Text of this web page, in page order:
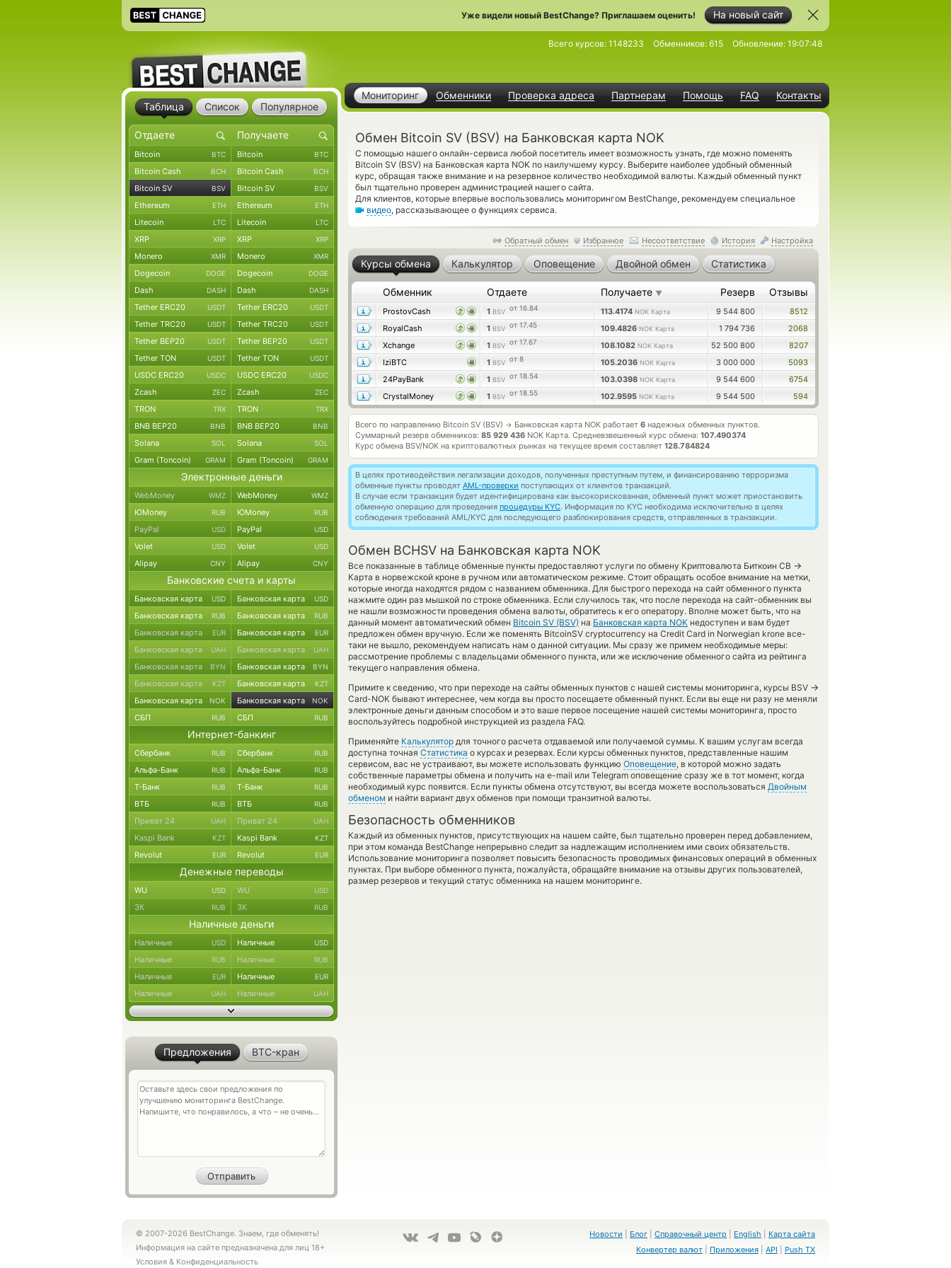
На новый сайт
Уже видели новый BestChange? Приглашаем оценить!
Мониторинг Обменники Проверка адреса Партнерам Помощь FAQ Контакты
Всего курсов: 1148233 Обменников: 615 Обновление: 19:07:48
Обмен Bitcoin SV (BSV) на Банковская карта NOK
С помощью нашего онлайн-сервиса любой посетитель имеет возможность узнать, где можно поменять
Bitcoin SV (BSV) на Банковская карта NOK по наилучшему курсу. Выберите наиболее удобный обменный
курс, обращая также внимание и на резервное количество необходимой валюты. Каждый обменный пункт
был тщательно проверен администрацией нашего сайта.
Для клиентов, которые впервые воспользовались мониторингом BestChange, рекомендуем специальное
видео, рассказывающее о функциях сервиса.
Обратный обмен Избранное Несоответствие История Настройка
Курсы обмена Калькулятор Оповещение Двойной обмен Статистика
Обменник Отдаете Получаете ▼ Резерв Отзывы
ProstovCash 1 BSV от 16.84 113.4174 NOK Карта 9 544 800
8512
RoyalCash
1 BSV от 17.45 109.4826 NOK Карта 1 794 736
2068
Xchange
1 BSV от 17.67 108.1082 NOK Карта 52 500 800
8207
IziBTC
1 BSV от 8 105.2036 NOK Карта 3 000 000
5093
24PayBank
1 BSV от 18.54 103.0398 NOK Карта 9 544 600
6754
CrystalMoney
1 BSV от 18.55 102.9595 NOK Карта 9 544 500 594
Всего по направлению Bitcoin SV (BSV) → Банковская карта NOK работает 6 надежных обменных пунктов.
Суммарный резерв обменников: 85 929 436 NOK Карта. Средневзвешенный курс обмена: 107.490374
Курс обмена BSV/NOK на криптовалютных рынках на текущее время составляет 128.784824
В целях противодействия легализации доходов, полученных преступным путем, и финансированию терроризма
обменные пункты проводят AML-проверки поступающих от клиентов транзакций.
В случае если транзакция будет идентифицирована как высокорискованная, обменный пункт может приостановить
обменную операцию для проведения процедуры KYC. Информация по KYC необходима исключительно в целях
соблюдения требований AML/KYC для последующего разблокирования средств, отправленных в транзакции.
Обмен BCHSV на Банковская карта NOK
Все показанные в таблице обменные пункты предоставляют услуги по обмену Криптовалюта Биткоин СВ →
Карта в норвежской кроне в ручном или автоматическом режиме. Стоит обращать особое внимание на метки,
которые иногда находятся рядом с названием обменника. Для быстрого перехода на сайт обменного пункта
нажмите один раз мышкой по строке обменника. Если случилось так, что после перехода на сайт-обменник вы
не нашли возможности проведения обмена валюты, обратитесь к его оператору. Вполне может быть, что на
данный момент автоматический обмен Bitcoin SV (BSV) на Банковская карта NOK недоступен и вам будет
предложен обмен вручную. Если же поменять BitcoinSV cryptocurrency на Credit Card in Norwegian krone все-
таки не вышло, рекомендуем написать нам о данной ситуации. Мы сразу же примем необходимые меры:
рассмотрение проблемы с владельцами обменного пункта, или же исключение обменного сайта из рейтинга
текущего направления обмена.
Примите к сведению, что при переходе на сайты обменных пунктов с нашей системы мониторинга, курсы BSV →
Card-NOK бывают интереснее, чем когда вы просто посещаете обменный пункт. Если вы еще ни разу не меняли
электронные деньги данным способом и это ваше первое посещение нашей системы мониторинга, просто
воспользуйтесь подробной инструкцией из раздела FAQ.
Применяйте Калькулятор для точного расчета отдаваемой или получаемой суммы. К вашим услугам всегда
доступна точная Статистика о курсах и резервах. Если курсы обменных пунктов, представленные нашим
сервисом, вас не устраивают, вы можете использовать функцию Оповещение, в которой можно задать
собственные параметры обмена и получить на e-mail или Telegram оповещение сразу же в тот момент, когда
необходимый курс появится. Если пункты обмена отсутствуют, вы всегда можете воспользоваться Двойным
обменом и найти вариант двух обменов при помощи транзитной валюты.
Безопасность обменников
Каждый из обменных пунктов, присутствующих на нашем сайте, был тщательно проверен перед добавлением,
при этом команда BestChange непрерывно следит за надлежащим исполнением ими своих обязательств.
Использование мониторинга позволяет повысить безопасность проводимых финансовых операций в обменных
пунктах. При выборе обменного пункта, пожалуйста, обращайте внимание на отзывы других пользователей,
размер резервов и текущий статус обменника на нашем мониторинге.
Таблица Список Популярное
Bitcoin BTC Bitcoin BTC
Bitcoin Cash BCH Bitcoin Cash BCH
Bitcoin SV BSV Bitcoin SV BSV
Ethereum ETH Ethereum ETH
Litecoin LTC Litecoin LTC
XRP XRP XRP XRP
Monero XMR Monero XMR
Dogecoin DOGE Dogecoin DOGE
Dash DASH Dash DASH
Tether ERC20 USDT Tether ERC20 USDT
Tether TRC20 USDT Tether TRC20 USDT
Tether BEP20 USDT Tether BEP20 USDT
Tether TON USDT Tether TON USDT
USDC ERC20 USDC USDC ERC20 USDC
Zcash ZEC Zcash ZEC
TRON TRX TRON TRX
BNB BEP20 BNB BNB BEP20 BNB
Solana SOL Solana SOL
Gram (Toncoin) GRAM Gram (Toncoin) GRAM
Электронные деньги
WebMoney WMZ WebMoney WMZ
ЮMoney RUB ЮMoney RUB
PayPal USD PayPal USD
Volet USD Volet USD
Alipay CNY Alipay CNY
Банковские счета и карты
Банковская карта USD Банковская карта USD
Банковская карта RUB Банковская карта RUB
Банковская карта EUR Банковская карта EUR
Банковская карта UAH Банковская карта UAH
Банковская карта BYN Банковская карта BYN
Банковская карта KZT Банковская карта KZT
Банковская карта NOK Банковская карта NOK
СБП RUB СБП RUB
Интернет-банкинг
Сбербанк RUB Сбербанк RUB
Альфа-Банк RUB Альфа-Банк RUB
Т-Банк RUB Т-Банк RUB
ВТБ RUB ВТБ RUB
Приват 24 UAH Приват 24 UAH
Kaspi Bank KZT Kaspi Bank KZT
Revolut EUR Revolut EUR
Денежные переводы
WU USD WU USD
ЗК RUB ЗК RUB
Наличные деньги
Наличные USD Наличные USD
Наличные RUB Наличные RUB
Наличные EUR Наличные EUR
Наличные UAH Наличные UAH
Предложения BTC-кран
© 2007-2026 BestChange. Знаем, где обменять!
Информация на сайте предназначена для лиц 18+
Условия & Конфиденциальность
Новости Блог Справочный центр English
Карта сайта
Конвертер валют
Приложения API Push TX